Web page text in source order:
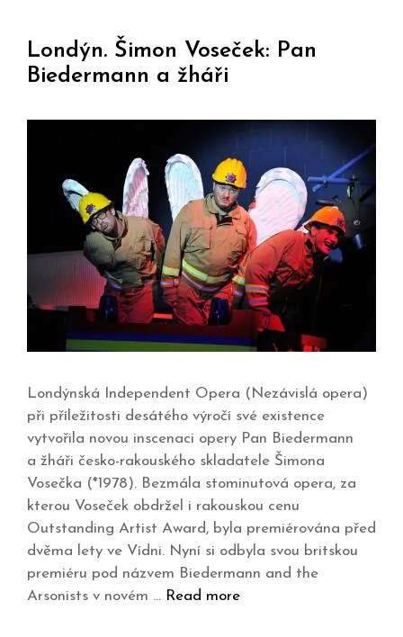
Londýn. Šimon Voseček: Pan
Biedermann a žháři
Londýnská Independent Opera (Nezávislá opera)
při příležitosti desátého výročí své existence
vytvořila novou inscenaci opery Pan Biedermann
a žháři česko-rakouského skladatele Šimona
Vosečka (*1978). Bezmála stominutová opera, za
kterou Voseček obdržel i rakouskou cenu
Outstanding Artist Award, byla premiérována před
dvěma lety ve Vídni. Nyní si odbyla svou britskou
premiéru pod názvem Biedermann and the
Arsonists v novém … Read more